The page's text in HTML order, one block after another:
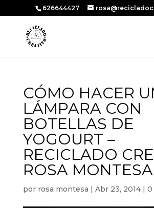
626644427
CÓMO HACER
LÁMPARA CON
BOTELLAS DE
YOGOURT –
RECICLADO
ROSA MONTESA
por rosa montesa | Abr 23, 2014| 0